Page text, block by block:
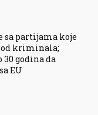
sa partijama koje
od kriminala;
godina da
EU